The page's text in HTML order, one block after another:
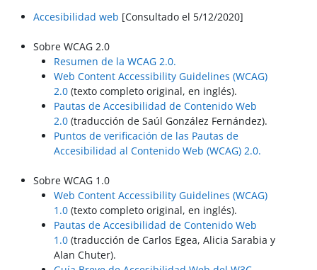
Accesibilidad web [Consultado el 5/12/2020]
Sobre WCAG 2.0
Resumen de la WCAG 2.0.
Web Content Accessibility Guidelines (WCAG)
2.0(texto completo original, en inglés).
Pautas de Accesibilidad de Contenido Web
2.0(traducción de Saúl González Fernández).
Puntos de verificación de las Pautas de
Accesibilidad al Contenido Web (WCAG) 2.0.
Sobre WCAG 1.0
Web Content Accessibility Guidelines (WCAG)
1.0(texto completo original, en inglés).
Pautas de Accesibilidad de Contenido Web
1.0(traducción de Carlos Egea, Alicia Sarabia y
Alan Chuter).